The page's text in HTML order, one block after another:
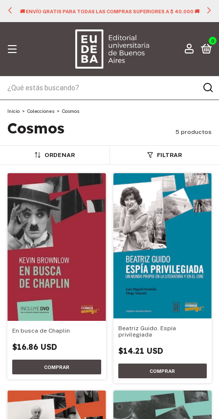
🚚 ENVÍO GRATIS PARA TODAS LAS COMPRAS SUPERIORES A $ 40.000 🚚
0
Inicio > Colecciones > Cosmos
Cosmos 5 productos
ORDENAR FILTRAR
En busca de Chaplin
$16.86 USD
Beatriz Guido. Espía
privilegiada
$14.21 USD